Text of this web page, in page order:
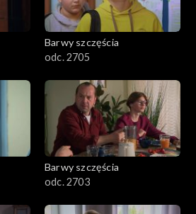
Barwy szczęścia
odc. 2705
Barwy szczęścia
odc. 2703